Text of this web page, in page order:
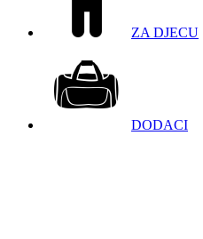
ZA DJECU
DODACI